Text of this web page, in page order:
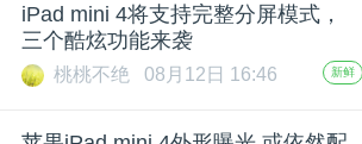
GAIR
iPad mini 4将支持完整分屏模式，
三个酷炫功能来袭
桃桃不绝 08月12日 16:46 新鲜